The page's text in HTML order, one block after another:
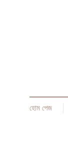
হোম পেজ